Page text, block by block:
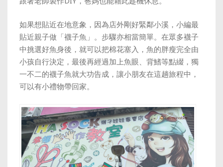
如果想貼近在地意象，因為店外剛好緊鄰小溪，小編最
貼近親子做「襪子魚」。步驟亦相當簡單。在眾多襪子
中挑選好魚身後，就可以把棉花塞入，魚的胖瘦完全由
小孩自行決定，最後再經過加上魚眼、背鰭等點綴，獨
一不二的襪子魚就大功告成，讓小朋友在這趟旅程中，
可以有小禮物帶回家。